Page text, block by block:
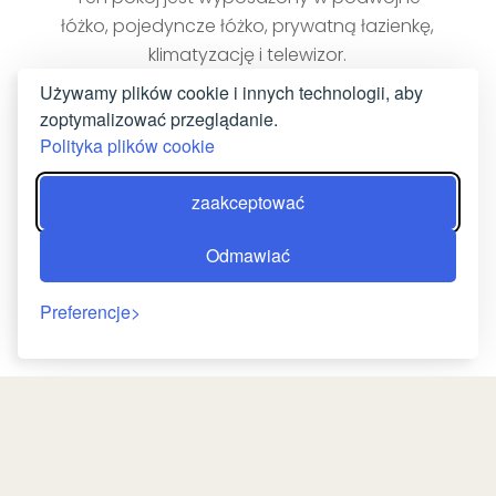
Używamy plików cookie i innych technologii, aby
zoptymalizować przeglądanie.
Polityka plików cookie
zaakceptować
Odmawiać
Preferencje
łóżko, pojedyncze łóżko, prywatną łazienkę,
klimatyzację i telewizor.
ZAREZERWUJ TERAZ